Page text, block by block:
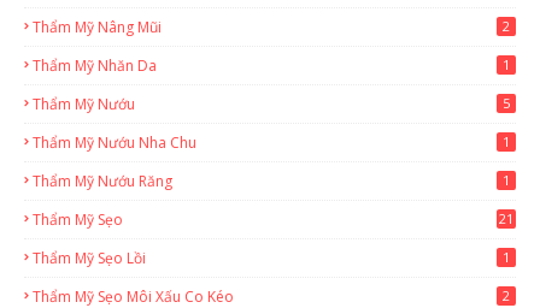
Thẩm Mỹ Nâng Mũi 2
Thẩm Mỹ Nhăn Da 1
Thẩm Mỹ Nướu 5
Thẩm Mỹ Nướu Nha Chu 1
Thẩm Mỹ Nướu Răng 1
Thẩm Mỹ Sẹo 21
Thẩm Mỹ Sẹo Lồi 1
Thẩm Mỹ Sẹo Môi Xấu Co Kéo 2